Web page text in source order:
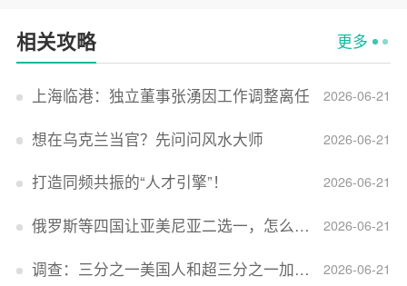
相关攻略 更多
2026-06-21
上海临港：独立董事张湧因工作调整离任
2026-06-21
想在乌克兰当官？先问问风水大师
2026-06-21
打造同频共振的“人才引擎”！
2026-06-21
俄罗斯等四国让亚美尼亚二选一，怎么回事？
2026-06-21
调查：三分之一美国人和超三分之一加拿大人感到经济压力